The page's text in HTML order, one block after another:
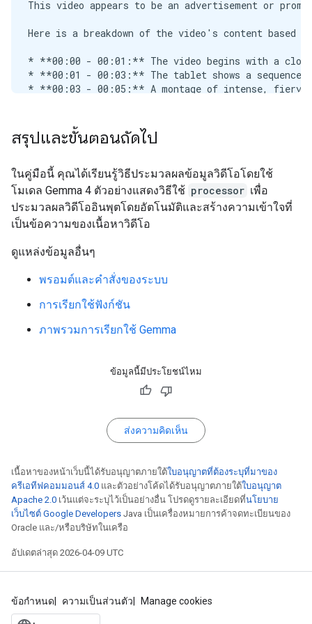
สรุปและขั้นตอนถัดไป
ในคู่มือนี้ คุณได้เรียนรู้วิธีประมวลผลข้อมูลวิดีโอโดยใช้
โมเดล Gemma 4 ตัวอย่างแสดงวิธีใช้ processor เพื่อ
ประมวลผลวิดีโออินพุตโดยอัตโนมัติและสร้างความเข้าใจที่
เป็นข้อความของเนื้อหาวิดีโอ
ดูแหล่งข้อมูลอื่นๆ
พรอมต์และคำสั่งของระบบ
การเรียกใช้ฟังก์ชัน
ภาพรวมการเรียกใช้ Gemma
ข้อมูลนี้มีประโยชน์ไหม
ส่งความคิดเห็น
เนื้อหาของหน้าเว็บนี้ได้รับอนุญาตภายใต้ใบอนุญาตที่ต้องระบุที่มาของ
ครีเอทีฟคอมมอนส์ 4.0 และตัวอย่างโค้ดได้รับอนุญาตภายใต้ใบอนุญาต
Apache 2.0 เว้นแต่จะระบุไว้เป็นอย่างอื่น โปรดดูรายละเอียดที่นโยบาย
เว็บไซต์ Google Developers Java เป็นเครื่องหมายการค้าจดทะเบียนของ
Oracle และ/หรือบริษัทในเครือ
อัปเดตล่าสุด 2026-04-09 UTC
ข้อกำหนด ความเป็นส่วนตัว Manage cookies